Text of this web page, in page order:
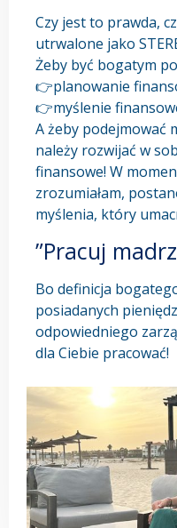
Czy jest to prawda,
utrwalone jako
Żeby być bogatym
👉planowanie
👉myślenie
A żeby podejmować
należy rozwijać w
finansowe! W
zrozumiałam,
myślenia, który
”Pracuj
Bo definicja
posiadanych
odpowiedniego
dla Ciebie pracować!